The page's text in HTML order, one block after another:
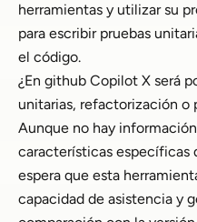
herramientas y utilizar su
para escribir pruebas
el código.
¿En github Copilot X será
unitarias, refactorización o
Aunque no hay
características específicas
espera que esta
capacidad de asistencia y